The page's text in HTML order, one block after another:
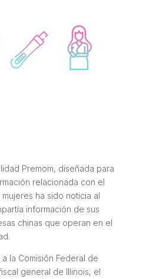
Premom, diseñada para
relacionada con el
ha sido noticia al
información de sus
chinas que operan en el
la Comisión Federal de
general de Illinois, el